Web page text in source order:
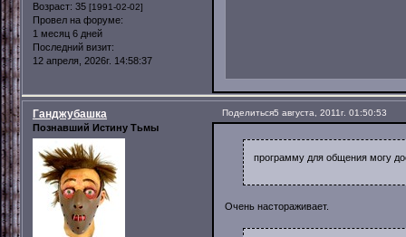
Возраст: 35 [1991-02-02]
Провел на форуме:
1 месяц 6 дней
Последний визит:
12 апреля, 2026г. 14:58:37
Поделиться5 августа, 2011г. 01:50:53
Ганджубашка
Познавший Истину Тьмы
программу для общения могу
Очень настораживает.